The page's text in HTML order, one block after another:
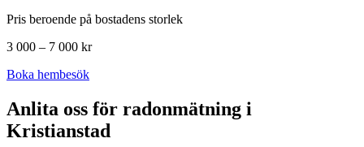
Pris beroende på bostadens storlek
3 000 – 7 000 kr
Boka hembesök
Anlita oss för radonmätning i
Kristianstad